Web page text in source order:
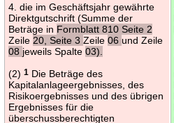
4. die im Geschäftsjahr gewährte
Direktgutschrift (Summe der
Beträge in Formblatt 810 Seite 2
Zeile 20, Seite 3Zeile06und Zeile
08 jeweils Spalte03).
(2)1 Die Beträge des
Kapitalanlageergebnisses, des
Risikoergebnisses und des übrigen
Ergebnisses für die
überschussberechtigten